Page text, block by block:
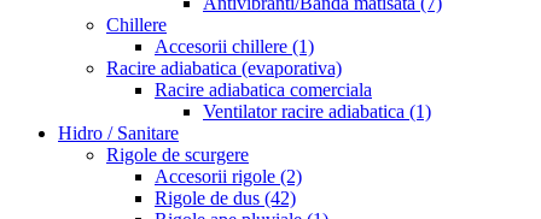
Chillere
Accesorii chillere (1)
Racire adiabatica (evaporativa)
Racire adiabatica comerciala
Ventilator racire adiabatica (1)
Hidro / Sanitare
Rigole de scurgere
Accesorii rigole (2)
Rigole de dus (42)